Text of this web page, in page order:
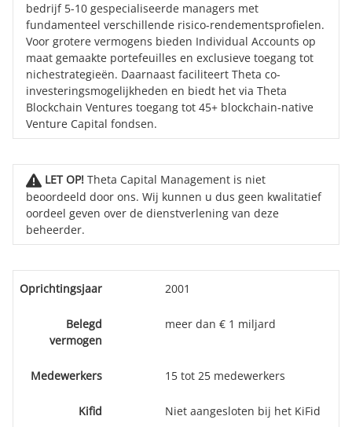
bedrijf 5-10 gespecialiseerde managers met
fundamenteel verschillende risico-rendementsprofielen.
Voor grotere vermogens bieden Individual Accounts op
maat gemaakte portefeuilles en exclusieve toegang tot
nichestrategie­ën. Daarnaast faciliteert Theta co-
investeringsmogelijkheden en biedt het via Theta
Blockchain Ventures toegang tot 45+ blockchain-native
Venture Capital fondsen.
LET OP! Theta Capital Management is niet
beoordeeld door ons. Wij kunnen u dus geen kwalitatief
oordeel geven over de dienstverlening van deze
beheerder.
Oprichtingsjaar 2001
Belegd
vermogen
meer dan € 1 miljard
Medewerkers 15 tot 25 medewerkers
Kifid Niet aangesloten bij het KiFid